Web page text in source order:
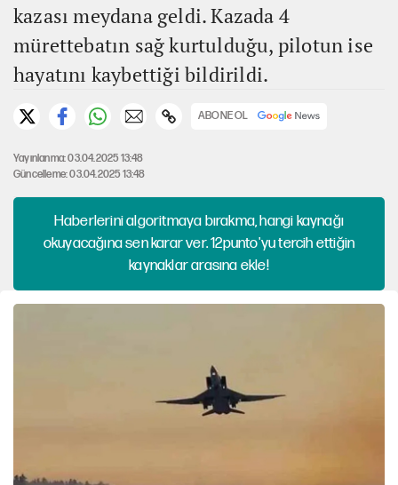
kazası meydana geldi. Kazada 4
mürettebatın sağ kurtulduğu, pilotun ise
hayatını kaybettiği bildirildi.
ABONE OL
Yayınlanma: 03.04.2025 13:48
Güncelleme: 03.04.2025 13:48
Haberlerini algoritmaya bırakma, hangi kaynağı
okuyacağına sen karar ver. 12punto'yu tercih ettiğin
kaynaklar arasına ekle!